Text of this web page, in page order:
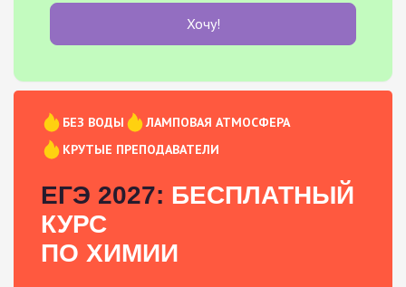
Хочу!
БЕЗ ВОДЫ
ЛАМПОВАЯ АТМОСФЕРА
КРУТЫЕ ПРЕПОДАВАТЕЛИ
ЕГЭ 2027: БЕСПЛАТНЫЙ
КУРС
ПО ХИМИИ